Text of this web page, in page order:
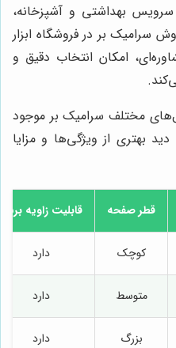
سرویس بهداشتی و آشپزخانه،
سرامیک بر در فروشگاه ابزار
امکان انتخاب دقیق و
مختلف سرامیک بر موجود
دید بهتری از ویژگی‌ها و مزایا
قطر صفحه قابلیت زاویه برش
کوچک دارد
متوسط دارد
بزرگ دارد